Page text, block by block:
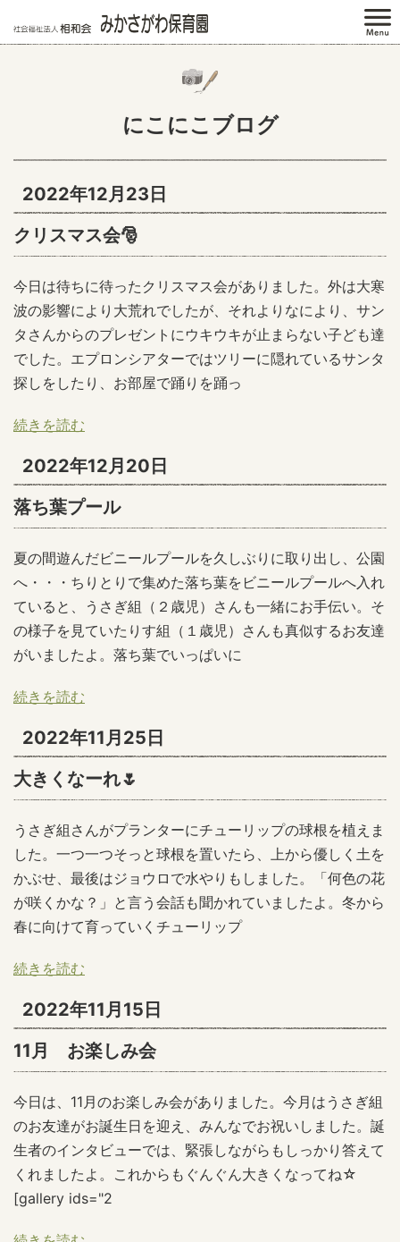
にこにこブログ
2022年12月23日
クリスマス会🎅
今日は待ちに待ったクリスマス会がありました。外は大寒
波の影響により大荒れでしたが、それよりなにより、サン
タさんからのプレゼントにウキウキが止まらない子ども達
でした。エプロンシアターではツリーに隠れているサンタ
探しをしたり、お部屋で踊りを踊っ
続きを読む
2022年12月20日
落ち葉プール
夏の間遊んだビニールプールを久しぶりに取り出し、公園
へ・・・ちりとりで集めた落ち葉をビニールプールへ入れ
ていると、うさぎ組（２歳児）さんも一緒にお手伝い。そ
の様子を見ていたりす組（１歳児）さんも真似するお友達
がいましたよ。落ち葉でいっぱいに
続きを読む
2022年11月25日
大きくなーれ🌷
うさぎ組さんがプランターにチューリップの球根を植えま
した。一つ一つそっと球根を置いたら、上から優しく土を
かぶせ、最後はジョウロで水やりもしました。「何色の花
が咲くかな？」と言う会話も聞かれていましたよ。冬から
春に向けて育っていくチューリップ
続きを読む
2022年11月15日
11月 お楽しみ会
今日は、11月のお楽しみ会がありました。今月はうさぎ組
のお友達がお誕生日を迎え、みんなでお祝いしました。誕
生者のインタビューでは、緊張しながらもしっかり答えて
くれましたよ。これからもぐんぐん大きくなってね☆
[gallery ids="2